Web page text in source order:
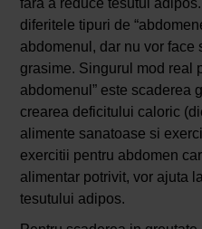
diferitele tipuri de
abdomenul, dar nu vor face
grasime. Singurul mod real
abdomenul” este scaderea
crearea deficitului caloric
alimente sanatoase si
exercitii pentru abdomen
alimentar potrivit, vor ajuta
tesutului adipos.